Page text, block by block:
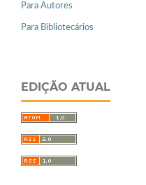
Para Autores
Para Bibliotecários
EDIÇÃO ATUAL